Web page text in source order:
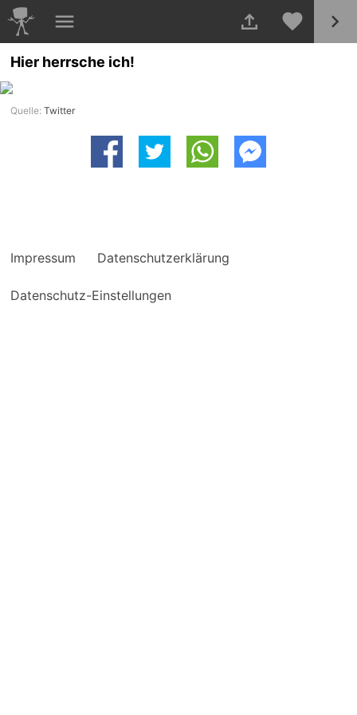
Hier herrsche ich!
Quelle:Twitter
Impressum Datenschutzerklärung
Datenschutz-Einstellungen